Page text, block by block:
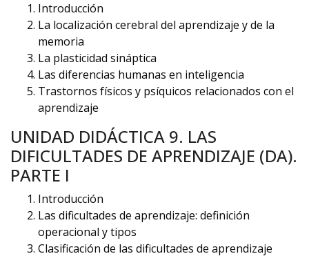
Introducción
La localización cerebral del aprendizaje y de la
memoria
La plasticidad sináptica
Las diferencias humanas en inteligencia
Trastornos físicos y psíquicos relacionados con el
aprendizaje
UNIDAD DIDÁCTICA 9. LAS
DIFICULTADES DE APRENDIZAJE (DA).
PARTE I
Introducción
Las dificultades de aprendizaje: definición
operacional y tipos
Clasificación de las dificultades de aprendizaje